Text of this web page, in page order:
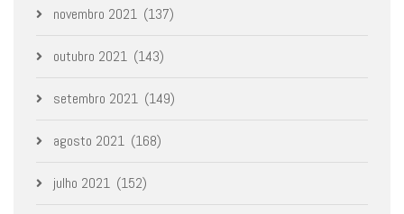
novembro 2021 (137)
outubro 2021 (143)
setembro 2021 (149)
agosto 2021 (168)
julho 2021 (152)